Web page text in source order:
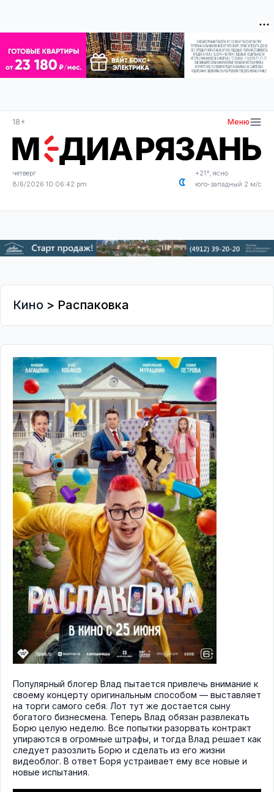
18+ Меню
четверг
8/6/2026 10:06:43 pm
+21°, ясно
юго-западный 2 м/с
Кино > Распаковка
Популярный блогер Влад пытается привлечь внимание к
своему концерту оригинальным способом — выставляет
на торги самого себя. Лот тут же достается сыну
богатого бизнесмена. Теперь Влад обязан развлекать
Борю целую неделю. Все попытки разорвать контракт
упираются в огромные штрафы, и тогда Влад решает как
следует разозлить Борю и сделать из его жизни
видеоблог. В ответ Боря устраивает ему все новые и
новые испытания.